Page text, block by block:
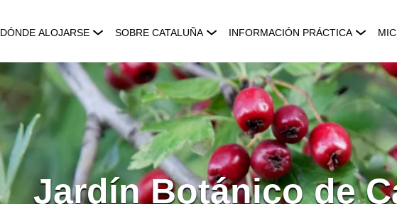
DÓNDE ALOJARSE SOBRE CATALUÑA INFORMACIÓN PRÁCTICA
Jardín Botánico de